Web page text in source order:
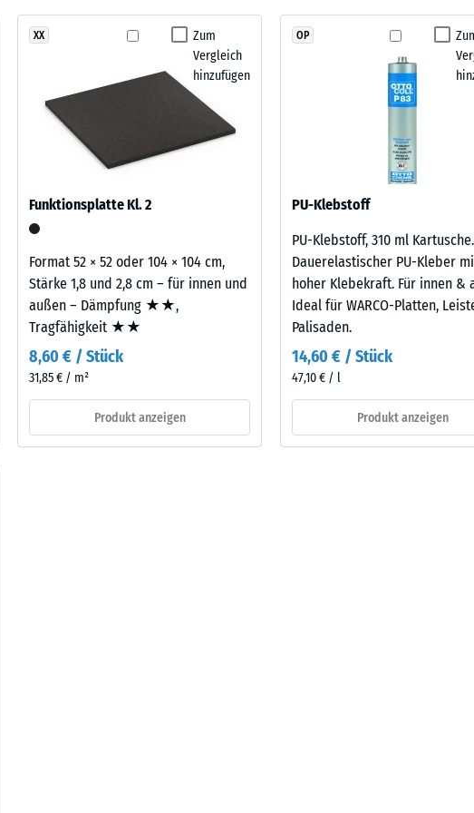
aus neu hergestelltem, UV-stabilem, durchgefärbtem
und Oberflächenqualität; die Basisschicht aus ELT-
Stoßdämpfung.
Rutschfestigkeit Klasse DS (EN 14041) - Skalenwert 2 = Gleitreibungskoeffizient ca. 0,38
Abriebfestigkeit - Beständigkeit gegen abrasiven Verschleiß - Skalenwert 3 = "sehr gut"
Wasserdurchlässigkeit (EN 12616) - Skalenwert 2 = Infiltration bis zu 10 mm/h (10 l/h/
Rutschhemmung (EN 16165) - Skalenwert 3 = mittlerer Akzeptanzwinkel ca. 15°, Gruppe
Wärmedämmung - Skalenwert 2 = Wärmeleitfähigkeit ca. 0,12 W/(m·K)
Druckfestigkeit
Skalenwert
0,25
mm
verbleibende
kein
Produkt
Zum
Vergleich
hinzufügen
XX
Funktionsplatte Kl. 2
Format 52 × 52 oder 104 × 104 cm,
Stärke 1,8 und 2,8 cm – für innen und
außen – Dämpfung ★★,
Tragfähigkeit ★★
8,60 € / Stück
31,85 € / m²
Produkt anzeigen
OP
PU-Klebstoff
PU-Klebstoff, 310 ml Kartusche.
Dauerelastischer PU-Kleber
hoher Klebekraft. Für innen &
Ideal für WARCO-Platten,
Palisaden.
14,60 € / Stück
47,10 € / l
Produkt anzeigen